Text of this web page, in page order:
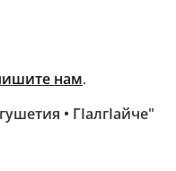
нам.
• ГIалгIайче"